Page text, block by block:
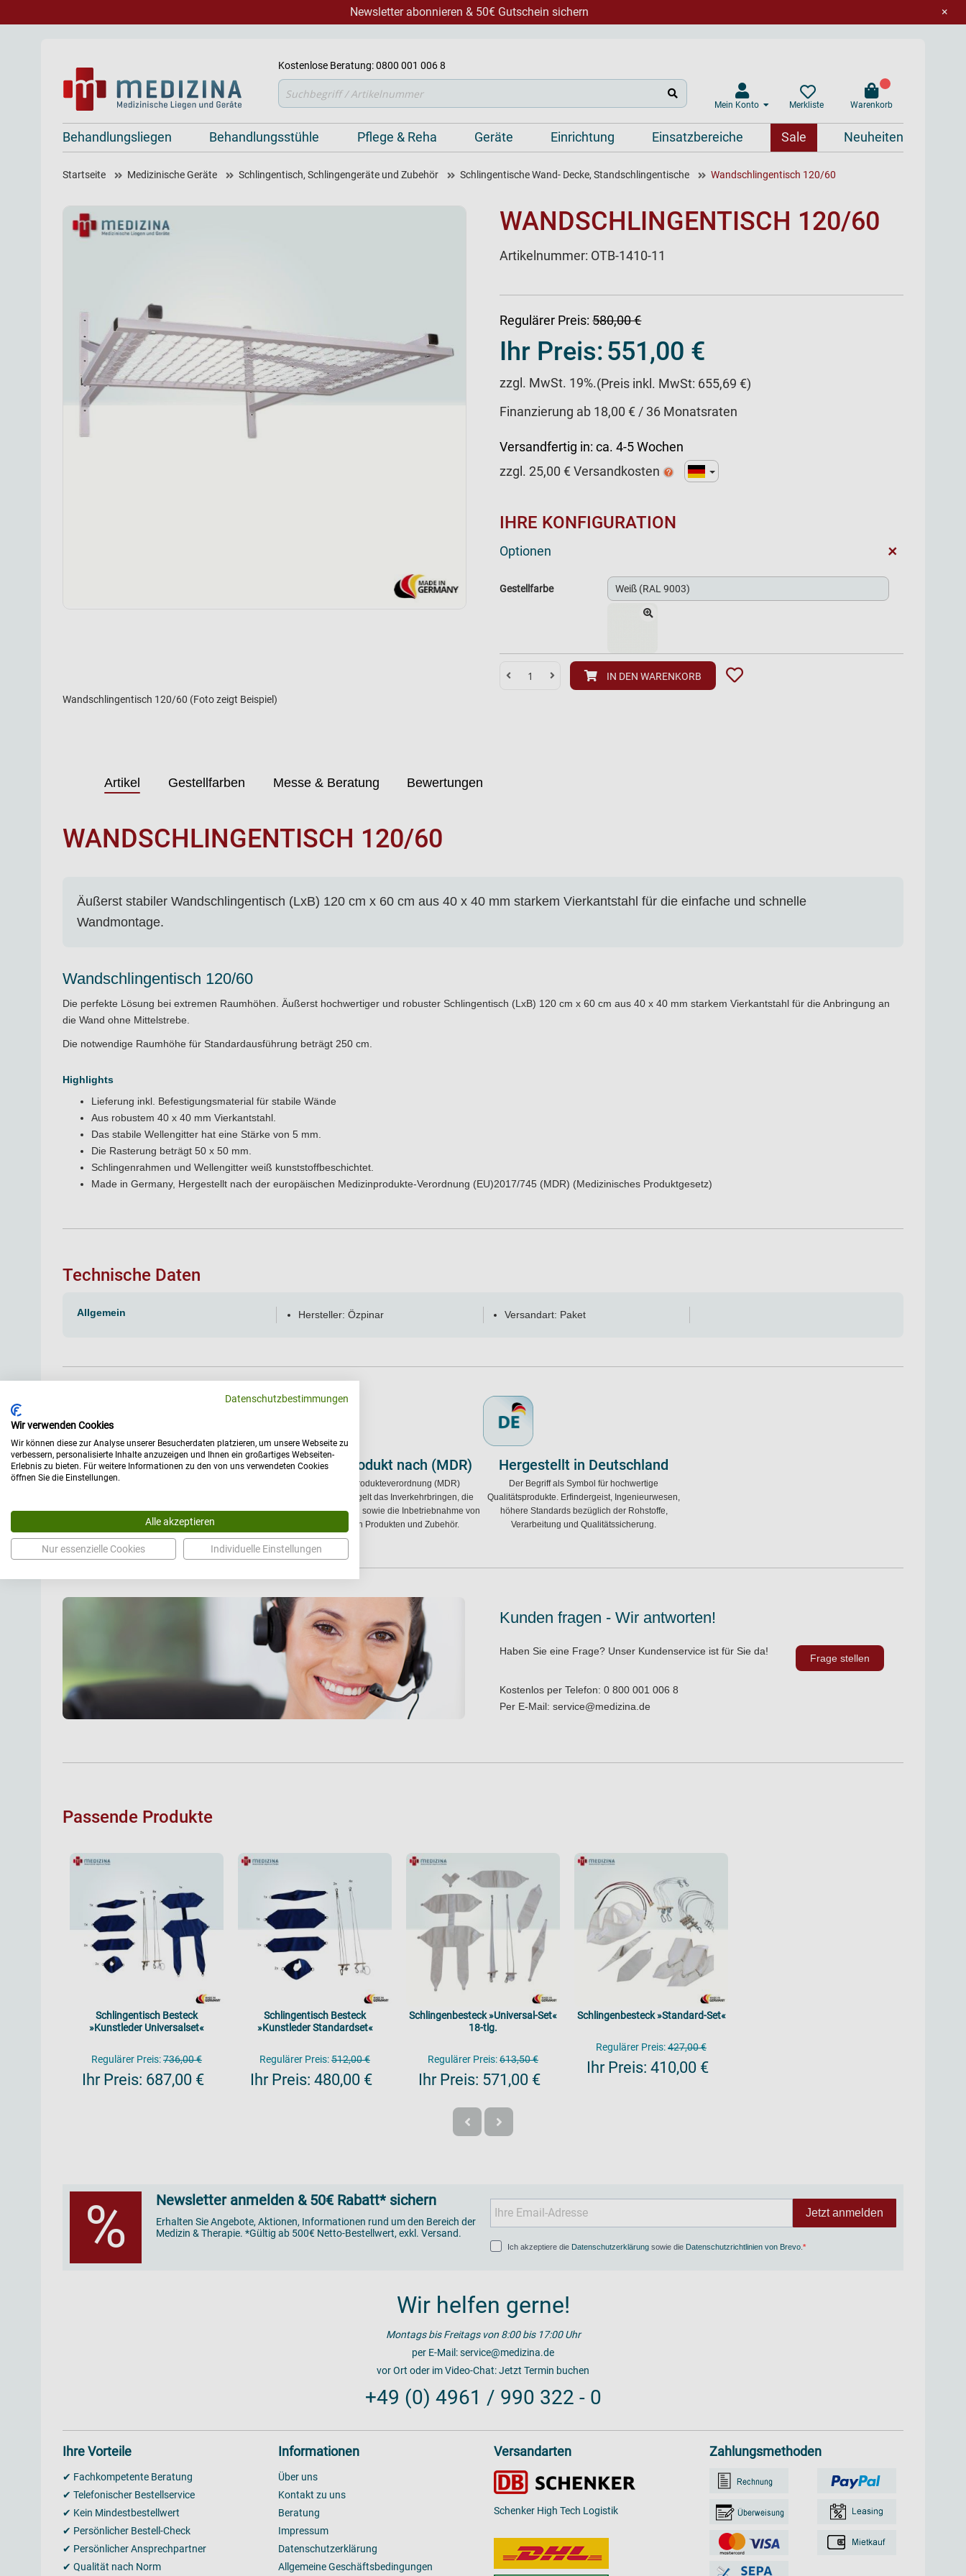
×
Newsletter abonnieren & 50€ Gutschein sichern
Kostenlose Beratung: 0800 001 006 8
Mein Konto Merkliste Warenkorb
Suche
Behandlungsliegen Behandlungsstühle Pflege & Reha Geräte Einrichtung Einsatzbereiche Sale Neuheiten
Startseite Medizinische Geräte Schlingentisch, Schlingengeräte und Zubehör Schlingentische Wand- Decke, Standschlingentische Wandschlingentisch 120/60
Wandschlingentisch 120/60 (Foto zeigt Beispiel)
WANDSCHLINGENTISCH 120/60
Artikelnummer: OTB-1410-11
Regulärer Preis: 580,00 €
Ihr Preis:551,00 €
zzgl. MwSt. 19%.(Preis inkl. MwSt: 655,69 €)
Finanzierung ab 18,00 € / 36 Monatsraten
Versandfertig in: ca. 4-5 Wochen
zzgl.25,00 € Versandkosten
IHRE KONFIGURATION
Optionen +
Gestellfarbe
IN DEN WARENKORB
Artikel Gestellfarben Messe & Beratung Bewertungen
WANDSCHLINGENTISCH 120/60
Äußerst stabiler Wandschlingentisch (LxB) 120 cm x 60 cm aus 40 x 40 mm starkem Vierkantstahl für die einfache und schnelle
Wandmontage.
Wandschlingentisch 120/60
Die perfekte Lösung bei extremen Raumhöhen. Äußerst hochwertiger und robuster Schlingentisch (LxB) 120 cm x 60 cm aus 40 x 40 mm starkem Vierkantstahl für die Anbringung an
die Wand ohne Mittelstrebe.
Die notwendige Raumhöhe für Standardausführung beträgt 250 cm.
Highlights
Lieferung inkl. Befestigungsmaterial für stabile Wände
Aus robustem 40 x 40 mm Vierkantstahl.
Das stabile Wellengitter hat eine Stärke von 5 mm.
Die Rasterung beträgt 50 x 50 mm.
Schlingenrahmen und Wellengitter weiß kunststoffbeschichtet.
Made in Germany, Hergestellt nach der europäischen Medizinprodukte-Verordnung (EU)2017/745 (MDR) (Medizinisches Produktgesetz)
Technische Daten
Allgemein Hersteller: Özpinar Versandart: Paket
Medizinprodukt nach (MDR)
Die Medizinprodukteverordnung (MDR)
(EU)2017/745 regelt das Inverkehrbringen, die
Marktbereitstellung sowie die Inbetriebnahme von
medizinischen Produkten und Zubehör.
Hergestellt in Deutschland
Der Begriff als Symbol für hochwertige
Qualitätsprodukte. Erfindergeist, Ingenieurwesen,
höhere Standards bezüglich der Rohstoffe,
Verarbeitung und Qualitätssicherung.
Kunden fragen - Wir antworten!
Haben Sie eine Frage? Unser Kundenservice ist für Sie da!
Kostenlos per Telefon:0 800 001 006 8
Per E-Mail:service@medizina.de
Frage stellen
Passende Produkte
Schlingentisch Besteck
»Kunstleder Universalset«
Regulärer Preis:736,00 €
Ihr Preis: 687,00 €
Schlingentisch Besteck
»Kunstleder Standardset«
Regulärer Preis:512,00 €
Ihr Preis: 480,00 €
Schlingenbesteck »Universal-Set«
18-tlg.
Regulärer Preis:613,50 €
Ihr Preis: 571,00 €
Schlingenbesteck »Standard-Set«
Regulärer Preis:427,00 €
Ihr Preis: 410,00 €
% Newsletter anmelden & 50€ Rabatt* sichern
Erhalten Sie Angebote, Aktionen, Informationen rund um den Bereich der
Medizin & Therapie. *Gültig ab 500€ Netto-Bestellwert, exkl. Versand.
Jetzt anmelden
Ich akzeptiere die Datenschutzerklärung sowie die Datenschutzrichtlinien von Brevo
Wir helfen gerne!
Montags bis Freitags von 8:00 bis 17:00 Uhr
per E-Mail:service@medizina.de
vor Ort oder im Video-Chat:Jetzt Termin buchen
+49 (0) 4961 / 990 322 - 0
Ihre Vorteile
✔ Fachkompetente Beratung
✔ Telefonischer Bestellservice
✔ Kein Mindestbestellwert
✔ Persönlicher Bestell-Check
✔ Persönlicher Ansprechpartner
✔ Qualität nach Norm
Informationen
Über uns
Kontakt zu uns
Beratung
Impressum
Datenschutzerklärung
Allgemeine Geschäftsbedingungen
Versandarten
Schenker High Tech Logistik
Zahlungsmethoden
Datenschutzbestimmungen
Wir verwenden Cookies
Wir können diese zur Analyse unserer Besucherdaten platzieren, um unsere Webseite zu
verbessern, personalisierte Inhalte anzuzeigen und Ihnen ein großartiges Webseiten-
Erlebnis zu bieten. Für weitere Informationen zu den von uns verwendeten Cookies
öffnen Sie die Einstellungen.
Alle akzeptieren
Nur essenzielle Cookies Individuelle Einstellungen